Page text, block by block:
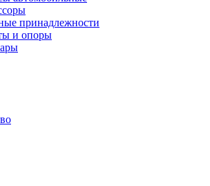
принадлежности
и опоры